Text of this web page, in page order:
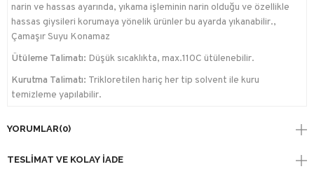
narin ve hassas ayarında, yıkama işleminin narin olduğu ve özellikle
hassas giysileri korumaya yönelik ürünler bu ayarda yıkanabilir.,
Çamaşır Suyu Konamaz
Ütüleme Talimatı: Düşük sıcaklıkta, max.110C ütülenebilir.
Kurutma Talimatı: Trikloretilen hariç her tip solvent ile kuru
temizleme yapılabilir.
YORUMLAR(0)
TESLIMAT VE KOLAY İADE